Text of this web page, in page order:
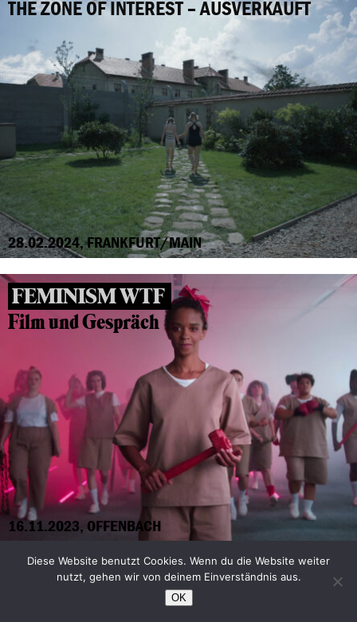
THE ZONE OF INTEREST – AUSVERKAUFT
28.02.2024, FRANKFURT/MAIN
FEMINISM WTF
Film und Gespräch
16.11.2023, OFFENBACH
Trude Levi: “Ich habe den Krieg
Diese Website benutzt Cookies. Wenn du die Website weiter
nutzt, gehen wir von deinem Einverständnis aus.
OK